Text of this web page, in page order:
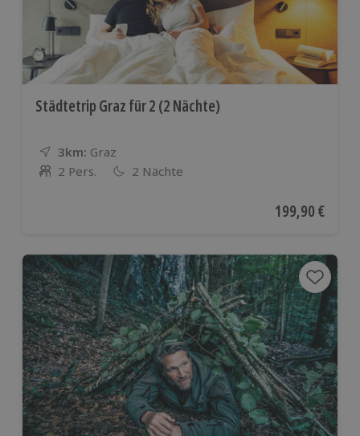
Städtetrip Graz für 2 (2 Nächte)
3km: Entfernung
Standort
Graz
Anzahl der Teilnehmer
2 Pers. 2 Nächte
Aktueller Preis
199,90 €